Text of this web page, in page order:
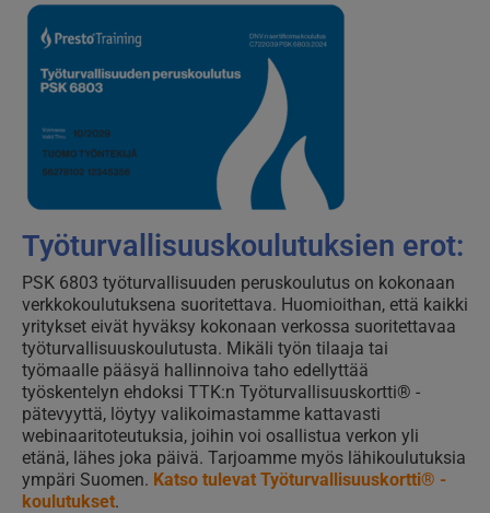
Työturvallisuuskoulutuksien erot:
PSK 6803 työturvallisuuden peruskoulutus on kokonaan
verkkokoulutuksena suoritettava. Huomioithan, että kaikki
yritykset eivät hyväksy kokonaan verkossa suoritettavaa
työturvallisuuskoulutusta. Mikäli työn tilaaja tai
työmaalle pääsyä hallinnoiva taho edellyttää
työskentelyn ehdoksi TTK:n Työturvallisuuskortti® -
pätevyyttä, löytyy valikoimastamme kattavasti
webinaaritoteutuksia, joihin voi osallistua verkon yli
etänä, lähes joka päivä. Tarjoamme myös lähikoulutuksia
ympäri Suomen. Katso tulevat Työturvallisuuskortti® -
koulutukset.